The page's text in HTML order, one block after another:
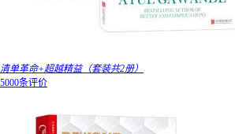
清单革命+超越精益（套装共2册）
5000条评价